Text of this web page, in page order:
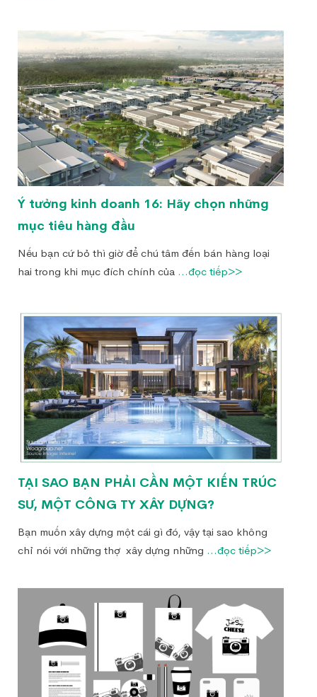
Ý tưởng kinh doanh 16: Hãy chọn những
mục tiêu hàng đầu
Nếu bạn cứ bỏ thì giờ để chú tâm đến bán hàng loại
hai trong khi mục đích chính của ...đọc tiếp>>
TẠI SAO BẠN PHẢI CẦN MỘT KIẾN TRÚC
SƯ, MỘT CÔNG TY XÂY DỰNG?
Bạn muốn xây dựng một cái gì đó, vậy tại sao không
chỉ nói với những thợ xây dựng những ...đọc tiếp>>